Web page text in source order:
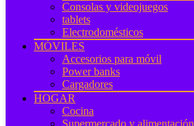
Consolas y videojuegos
tablets
Electrodomésticos
MÓVILES
Accesorios para móvil
Power banks
Cargadores
HOGAR
Cocina
Supermercado y alimentación